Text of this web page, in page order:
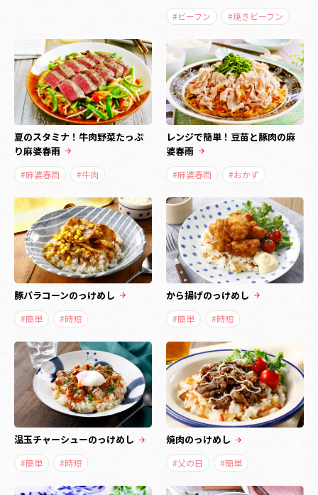
#ビーフン #焼きビーフン
夏のスタミナ！牛肉野菜たっぷ
り麻婆春雨
#麻婆春雨 #牛肉
レンジで簡単！豆苗と豚肉の麻
婆春雨
#麻婆春雨 #おかず
豚バラコーンのっけめし
#簡単 #時短
から揚げのっけめし
#簡単 #時短
温玉チャーシューのっけめし
#簡単 #時短
焼肉のっけめし
#父の日 #簡単